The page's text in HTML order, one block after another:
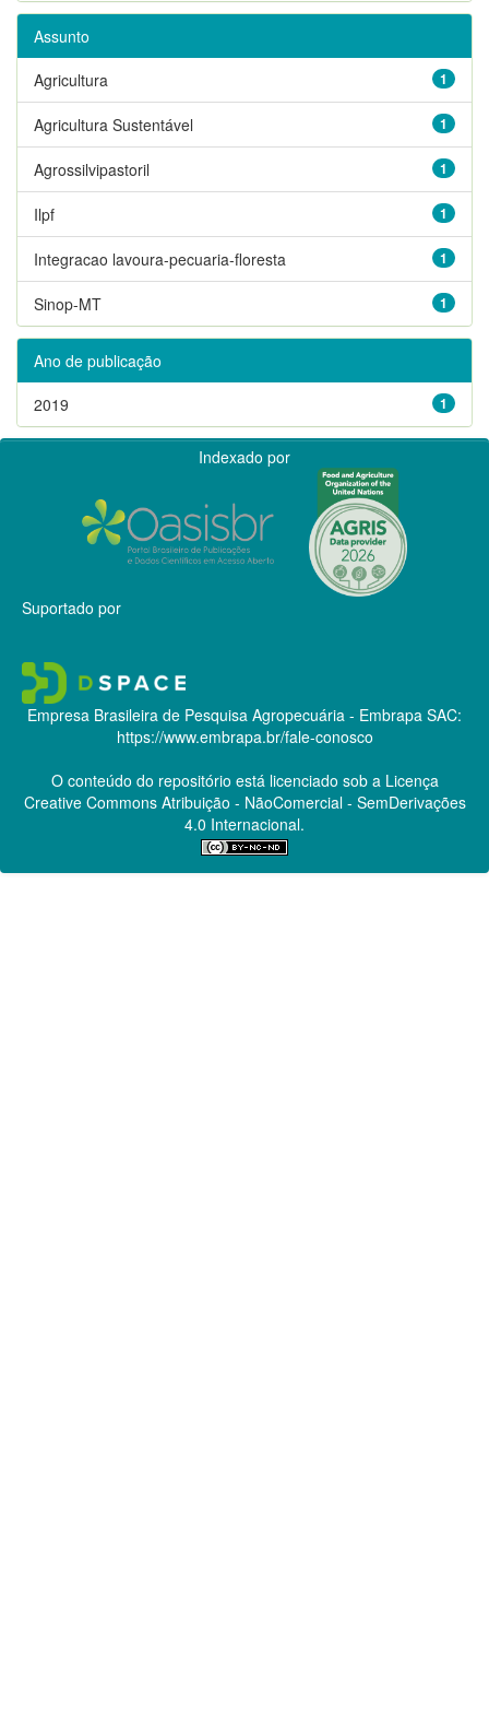
Assunto
1
Agricultura
1
Agricultura Sustentável
1
Agrossilvipastoril
1
Ilpf
1
Integracao lavoura-pecuaria-floresta
1
Sinop-MT
Ano de publicação
1
2019
Indexado por
Suportado por
Empresa Brasileira de Pesquisa Agropecuária - Embrapa SAC:
https://www.embrapa.br/fale-conosco
O conteúdo do repositório está licenciado sob a Licença
Creative CommonsAtribuição - NãoComercial - SemDerivações
4.0 Internacional.